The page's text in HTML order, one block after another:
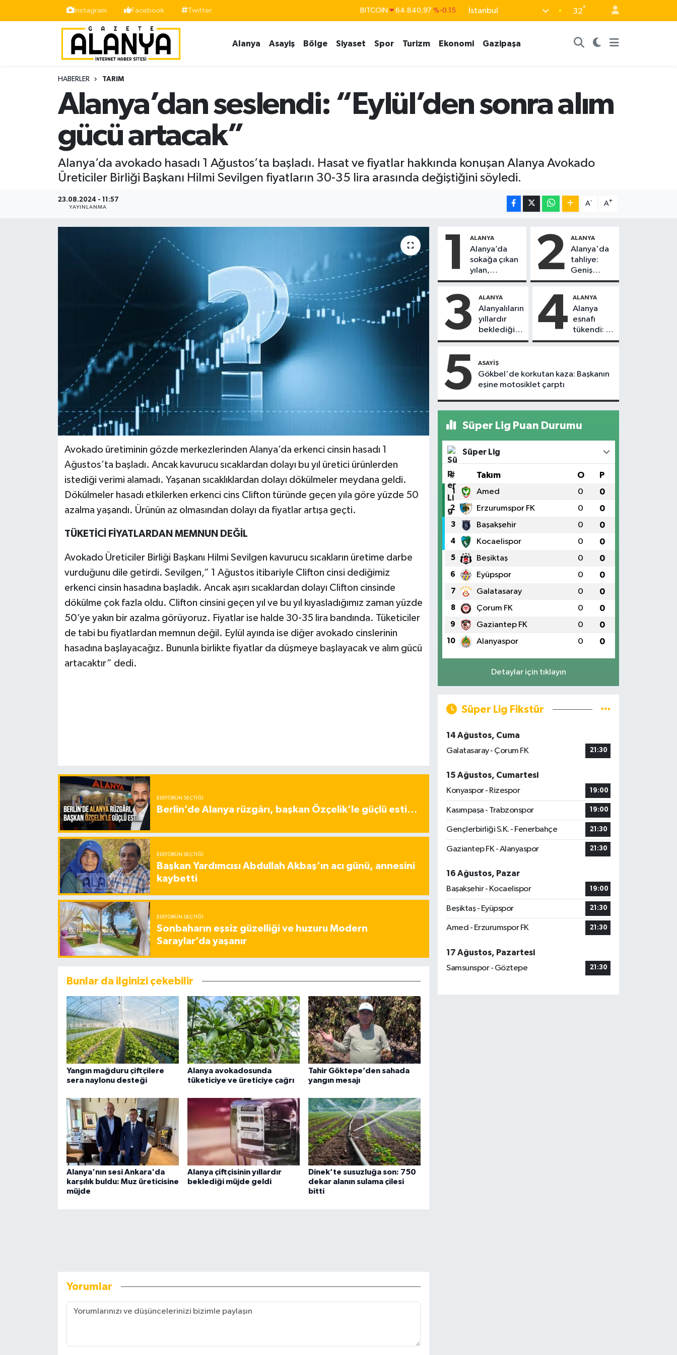
İnstagram Facebook Twitter BITCOIN 64.840,97 %-0.15
EURO 55,2510 %0.32
BİST100 13.779 %-14
İstanbul 32°
Alanya Asayiş Bölge Siyaset Spor Turizm Ekonomi Gazipaşa
HABERLER TARIM
Alanya’dan seslendi: “Eylül’den sonra alım
gücü artacak”
Alanya’da avokado hasadı 1 Ağustos’ta başladı. Hasat ve fiyatlar hakkında konuşan Alanya Avokado
Üreticiler Birliği Başkanı Hilmi Sevilgen fiyatların 30-35 lira arasında değiştiğini söyledi.
23.08.2024 - 11:57
YAYINLANMA
A- A+
Avokado üretiminin gözde merkezlerinden Alanya’da erkenci cinsin hasadı 1
Ağustos’ta başladı. Ancak kavurucu sıcaklardan dolayı bu yıl üretici ürünlerden
istediği verimi alamadı. Yaşanan sıcaklıklardan dolayı dökülmeler meydana geldi.
Dökülmeler hasadı etkilerken erkenci cins Clifton türünde geçen yıla göre yüzde 50
azalma yaşandı. Ürünün az olmasından dolayı da fiyatlar artışa geçti.
TÜKETİCİ FİYATLARDAN MEMNUN DEĞİL
Avokado Üreticiler Birliği Başkanı Hilmi Sevilgen kavurucu sıcakların üretime darbe
vurduğunu dile getirdi. Sevilgen,” 1 Ağustos itibariyle Clifton cinsi dediğimiz
erkenci cinsin hasadına başladık. Ancak aşırı sıcaklardan dolayı Clifton cinsinde
dökülme çok fazla oldu. Clifton cinsini geçen yıl ve bu yıl kıyasladığımız zaman yüzde
50’ye yakın bir azalma görüyoruz. Fiyatlar ise halde 30-35 lira bandında. Tüketiciler
de tabi bu fiyatlardan memnun değil. Eylül ayında ise diğer avokado cinslerinin
hasadına başlayacağız. Bununla birlikte fiyatlar da düşmeye başlayacak ve alım gücü
artacaktır” dedi.
EDITÖRÜN SEÇTIĞI
Berlin’de Alanya rüzgârı, başkan Özçelik’le güçlü esti…
EDITÖRÜN SEÇTIĞI
Başkan Yardımcısı Abdullah Akbaş’ın acı günü, annesini
kaybetti
EDITÖRÜN SEÇTIĞI
Sonbaharın eşsiz güzelliği ve huzuru Modern
Saraylar’da yaşanır
Bunlar da ilginizi çekebilir
Yangın mağduru çiftçilere
sera naylonu desteği
Alanya avokadosunda
tüketiciye ve üreticiye çağrı
Tahir Göktepe’den sahada
yangın mesajı
Alanya'nın sesi Ankara'da
karşılık buldu: Muz üreticisine
müjde
Alanya çiftçisinin yıllardır
beklediği müjde geldi
Dinek’te susuzluğa son: 750
dekar alanın sulama çilesi
bitti
Yorumlar
1 ALANYA
Alanya’da
sokağa çıkan
yılan,
vatandaşı
2 ALANYA
Alanya'da
tahliye:
Geniş
güvenlik
alındı
3 ALANYA
Alanyalıların
yıllardır
beklediği
yol askıdan
4 ALANYA
Alanya
esnafı
tükendi: 1
ayda 150
5 ASAYIŞ
Gökbel'de korkutan kaza: Başkanın
eşine motosiklet çarptı
Süper Lig Puan Durumu
Süper Lig
# Takım O P
1 Amed 0 0
2 Erzurumspor FK 0 0
3 Başakşehir 0 0
4 Kocaelispor 0 0
5 Beşiktaş 0 0
6 Eyüpspor 0 0
7 Galatasaray 0 0
8 Çorum FK 0 0
9 Gaziantep FK 0 0
10 Alanyaspor 0 0
Detaylar için tıklayın
Süper Lig Fikstür
14 Ağustos, Cuma
Galatasaray - Çorum FK
21:30
15 Ağustos, Cumartesi
Konyaspor - Rizespor
19:00
Kasımpaşa - Trabzonspor 19:00
Gençlerbirliği S.K. - Fenerbahçe 21:30
Gaziantep FK - Alanyaspor 21:30
16 Ağustos, Pazar
Başakşehir - Kocaelispor
19:00
Beşiktaş - Eyüpspor 21:30
Amed - Erzurumspor FK 21:30
17 Ağustos, Pazartesi
Samsunspor - Göztepe
21:30
Siyaset
İstanbul Nöbetçi Eczaneler
İstanbul Hava Durumu
Süper Lig Puan Durumu ve Fikstür
Tüm Manşetler
Son Dakika Haberleri